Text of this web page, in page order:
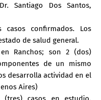
Santiago Dos Santos,
confirmados. Los
de salud general.
Ranchos; son 2 (dos)
de un mismo
desarrolla actividad en el
Aires)